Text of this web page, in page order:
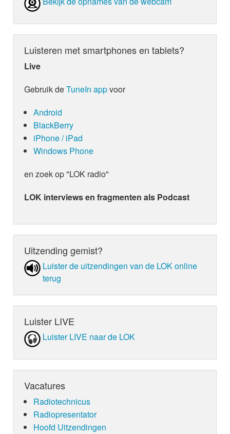
Luisteren met smartphones en tablets?
Live
Gebruik deTuneIn appvoor
Android
BlackBerry
iPhone / iPad
Windows Phone
en zoek op "LOK radio"
LOK interviews en fragmenten als Podcast
Uitzending gemist?
Luister de uit­zen­din­gen van de LOK online
terug
Luister LIVE
Luister LIVE naar de LOK
Vacatures
Radiotechnicus
Radiopresentator
Hoofd Uitzendingen